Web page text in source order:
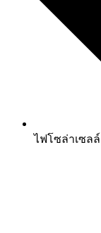
ไฟโซล่าเซล